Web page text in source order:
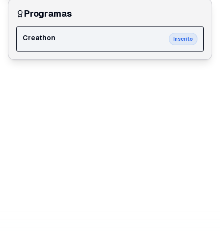
Programas
Creathon Inscrito